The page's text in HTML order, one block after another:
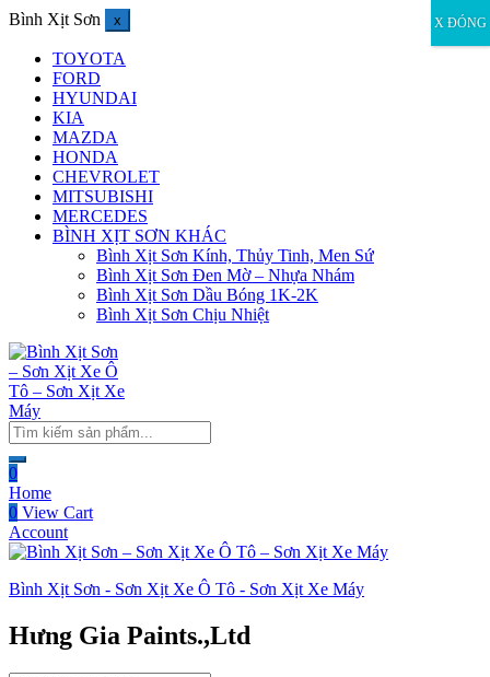
Bình Xịt Sơn x
TOYOTA
FORD
HYUNDAI
KIA
MAZDA
HONDA
CHEVROLET
MITSUBISHI
MERCEDES
BÌNH XỊT SƠN KHÁC
Bình Xịt Sơn Kính, Thủy Tinh, Men Sứ
Bình Xịt Sơn Đen Mờ – Nhựa Nhám
Bình Xịt Sơn Dầu Bóng 1K-2K
Bình Xịt Sơn Chịu Nhiệt
0
Home
0 View Cart
Account
Bình Xịt Sơn - Sơn Xịt Xe Ô Tô - Sơn Xịt Xe Máy
Hưng Gia Paints.,Ltd
X ĐÓNG